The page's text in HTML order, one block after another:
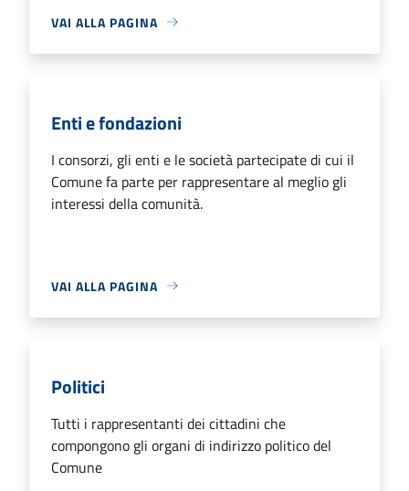
VAI ALLA PAGINA
Enti e fondazioni
I consorzi, gli enti e le società partecipate di cui il
Comune fa parte per rappresentare al meglio gli
interessi della comunità.
VAI ALLA PAGINA
Politici
Tutti i rappresentanti dei cittadini che
compongono gli organi di indirizzo politico del
Comune